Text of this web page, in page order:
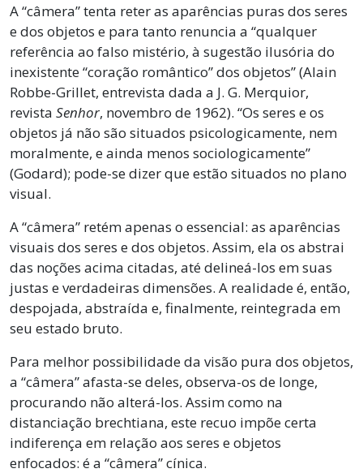
A “câmera” tenta reter as aparências puras dos seres
e dos objetos e para tanto renuncia a “qualquer
referência ao falso mistério, à sugestão ilusória do
inexistente “coração romântico” dos objetos” (Alain
Robbe-Grillet, entrevista dada a J. G. Merquior,
revista Senhor, novembro de 1962). “Os seres e os
objetos já não são situados psicologicamente, nem
moralmente, e ainda menos sociologicamente”
(Godard); pode-se dizer que estão situados no plano
visual.
A “câmera” retém apenas o essencial: as aparências
visuais dos seres e dos objetos. Assim, ela os abstrai
das noções acima citadas, até delineá-los em suas
justas e verdadeiras dimensões. A realidade é, então,
despojada, abstraída e, finalmente, reintegrada em
seu estado bruto.
Para melhor possibilidade da visão pura dos objetos,
a “câmera” afasta-se deles, observa-os de longe,
procurando não alterá-los. Assim como na
distanciação brechtiana, este recuo impõe certa
indiferença em relação aos seres e objetos
enfocados: é a “câmera” cínica.